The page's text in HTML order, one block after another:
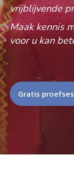
vrijblijvende
Maak kennis
voor u kan
Gratis